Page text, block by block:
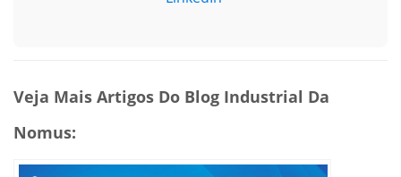
Veja Mais Artigos Do Blog Industrial Da
Nomus: